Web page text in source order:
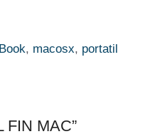
, macosx, portatil
FIN MAC”